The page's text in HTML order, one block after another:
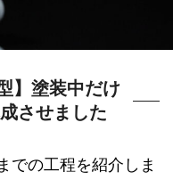
】塗装中だけ
させました
での工程を紹介しま